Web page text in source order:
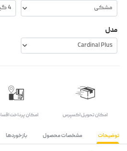
مدل
اﻣﮑﺎن ﺗﺤﻮﯾﻞ اﮐﺴﭙﺮس امکان پرداخت
توضیحات مشخصات محصول بازخوردها